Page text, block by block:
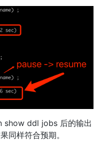
show ddl jobs 后的输出
同样符合预期。